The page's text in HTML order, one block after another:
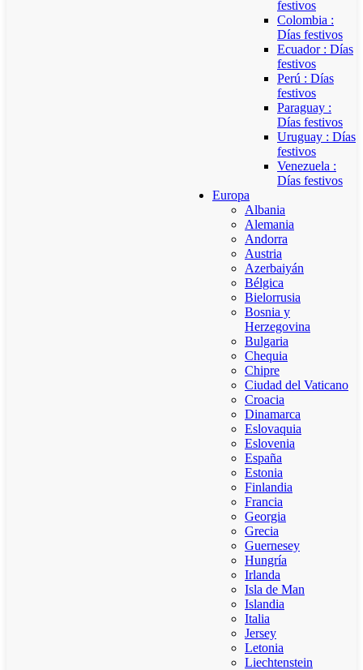
festivos
Colombia :
Días festivos
Ecuador : Días
festivos
Perú : Días
festivos
Paraguay :
Días festivos
Uruguay : Días
festivos
Venezuela :
Días festivos
Europa
Albania
Alemania
Andorra
Austria
Azerbaiyán
Bélgica
Bielorrusia
Bosnia y
Herzegovina
Bulgaria
Chequia
Chipre
Ciudad del Vaticano
Croacia
Dinamarca
Eslovaquia
Eslovenia
España
Estonia
Finlandia
Francia
Georgia
Grecia
Guernesey
Hungría
Irlanda
Isla de Man
Islandia
Italia
Jersey
Letonia
Liechtenstein